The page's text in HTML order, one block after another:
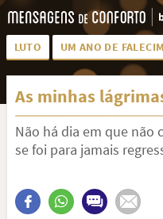
LUTO UM ANO DE
LUTO PARA AMIGA
SAUDADES DA MÃE
PÊSAMES PARA AMIGA
FRASES DE LUTO PARA AMIGO
As minhas
Não há dia em que não
se foi para jamais